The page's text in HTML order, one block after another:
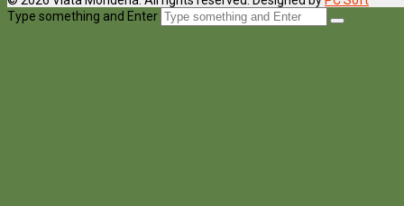
Type something and Enter